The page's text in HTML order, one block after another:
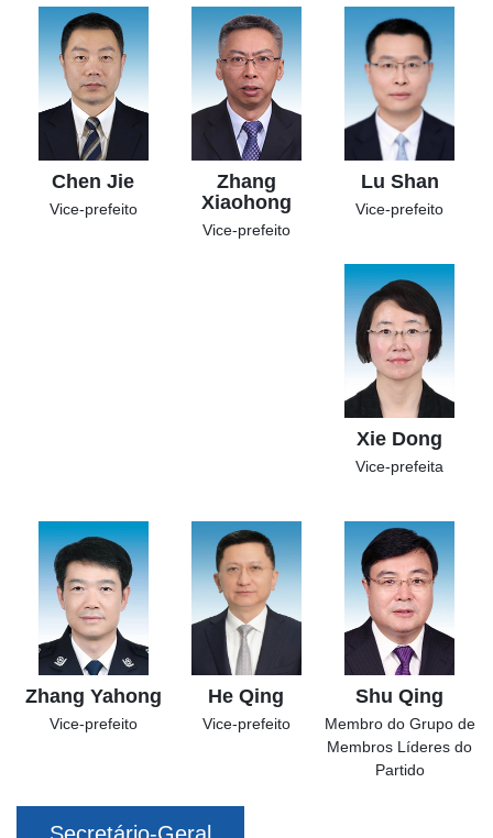
Chen Jie
Vice-prefeito
Zhang
Xiaohong
Vice-prefeito
Lu Shan
Vice-prefeito
Xie Dong
Vice-prefeita
Zhang Yahong
Vice-prefeito
He Qing
Vice-prefeito
Shu Qing
Membro do Grupo de
Membros Líderes do
Partido